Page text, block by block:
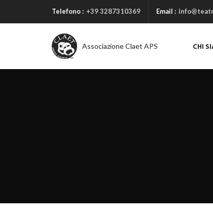
Telefono : +39 3287310369 Email :
Associazione Claet APS CHI